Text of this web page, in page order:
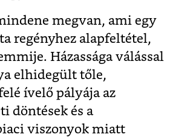
megvan, ami egy
regényhez alapfeltétel,
Házassága válással
elhidegült tőle,
ívelő pályája az
döntések és a
viszonyok miatt